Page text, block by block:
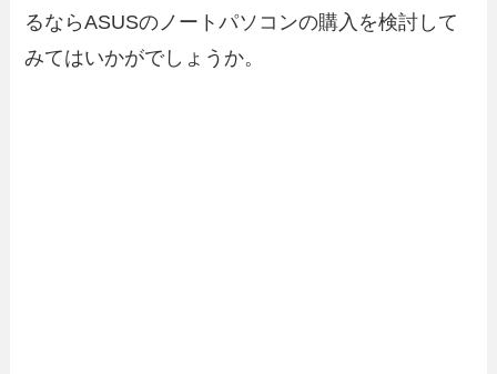
るならASUSのノートパソコンの購入を検討して
みてはいかがでしょうか。